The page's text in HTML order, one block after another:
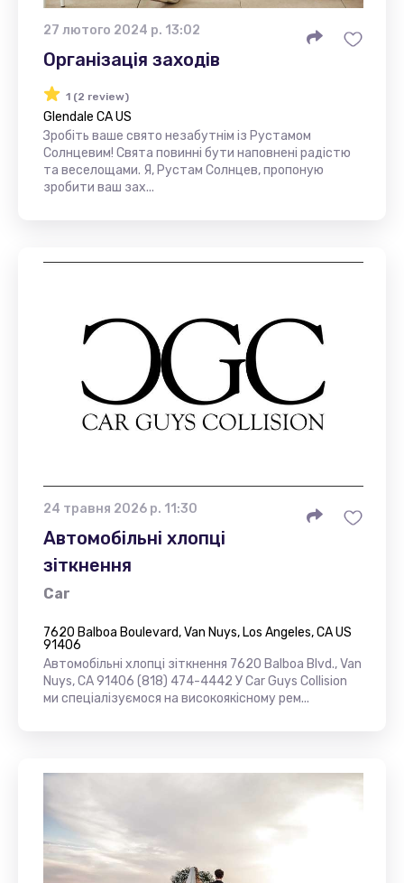
27 лютого 2024 р. 13:02
Організація заходів
1 (2 review)
Glendale CA US
Зробіть ваше свято незабутнім із Рустамом
Солнцевим! Свята повинні бути наповнені радістю
та веселощами. Я, Рустам Солнцев, пропоную
зробити ваш зах...
24 травня 2026 р. 11:30
Автомобільні хлопці
зіткнення
Car
7620 Balboa Boulevard, Van Nuys, Los Angeles, CA US
91406
Автомобільні хлопці зіткнення 7620 Balboa Blvd., Van
Nuys, CA 91406 (818) 474-4442 У Car Guys Collision
ми спеціалізуємося на високоякісному рем...